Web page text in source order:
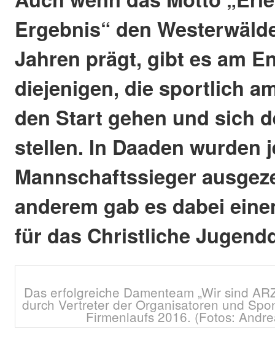
Ergebnis“ den
Jahren prägt, gibt es am
diejenigen, die sportlich
den Start gehen und sich
stellen. In Daaden wurden
Mannschaftssieger
anderem gab es dabei
für das Christliche
Das erfolgreiche Damenteam „Wir sind
durch Vertreter der Organisatoren und
Firmenlaufs 2016. (Fotos: